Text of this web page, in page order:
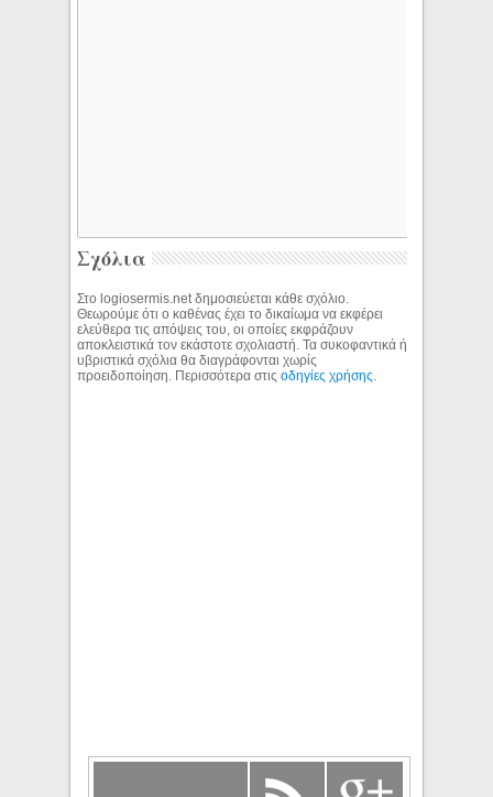
Σχόλια
Στο logiosermis.net δημοσιεύεται κάθε σχόλιο.
Θεωρούμε ότι ο καθένας έχει το δικαίωμα να εκφέρει
ελεύθερα τις απόψεις του, οι οποίες εκφράζουν
αποκλειστικά τον εκάστοτε σχολιαστή. Τα συκοφαντικά ή
υβριστικά σχόλια θα διαγράφονται χωρίς
προειδοποίηση. Περισσότερα στιςοδηγίες χρήσης.